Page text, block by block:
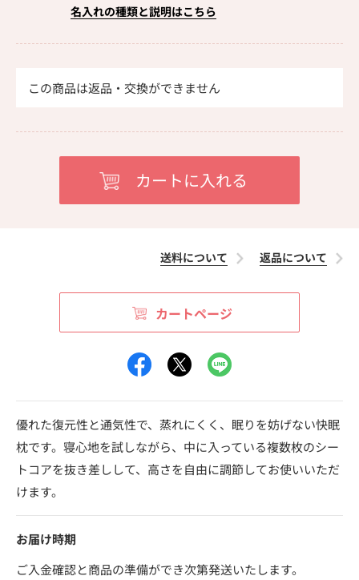
名入れの種類と説明はこちら
この商品は返品・交換ができません
送料について 返品について
カートページ
優れた復元性と通気性で、蒸れにくく、眠りを妨げない快眠
枕です。寝心地を試しながら、中に入っている複数枚のシー
トコアを抜き差しして、高さを自由に調節してお使いいただ
けます。
お届け時期
ご入金確認と商品の準備ができ次第発送いたします。